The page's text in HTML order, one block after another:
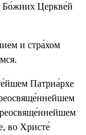
Бо́жиих Церкве́й
и стра́хом
Патриа́рхе
во Христе́